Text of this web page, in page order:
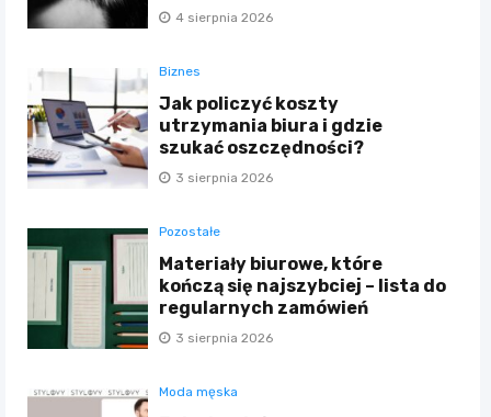
4 sierpnia 2026
Biznes
Jak policzyć koszty
utrzymania biura i gdzie
szukać oszczędności?
3 sierpnia 2026
Pozostałe
Materiały biurowe, które
kończą się najszybciej – lista do
regularnych zamówień
3 sierpnia 2026
Moda męska